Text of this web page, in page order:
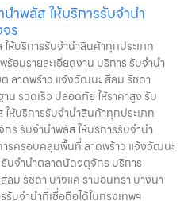
ำพลัส ให้บริการรับจำนำ
ร
ห้บริการรับจำนำสินค้าทุกประเภท
มรายละเอียดงาน บริการ รับจำนำ
ลาดพร้าว แจ้งวัฒนะ สีลม รัชดา
น รวดเร็ว ปลอดภัย ให้ราคาสูง รับ
บริการรับจำนำสินค้าทุกประเภท
ร รับจำนำพลัส ให้บริการรับจำนำ
รครอบคลุมพื้นที่ ลาดพร้าว แจ้งวัฒนะ
บจำนำตลาดนัดจตุจักร บริการ
ม รัชดา บางแค รามอินทรา บางนา
บจำนำที่เชื่อถือได้ในกรุงเทพฯ